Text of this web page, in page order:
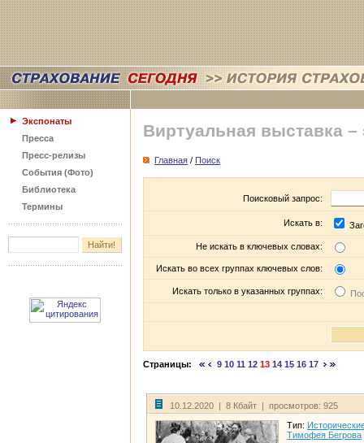
Экспонаты
Пресса
Пресс-релизы
События (Фото)
Библиотека
Термины
Виртуальная выставка –
Главная / Поиск
Поисковый запрос:
Искать в:
Не искать в ключевых словах:
Искать во всех группах ключевых слов:
Искать только в указанных группах:
Страницы: 9 10 11 12 13 14 15 16 17
10.12.2020 | 8 Кбайт | просмотров: 925
Тип:
Тимофея Бегрова